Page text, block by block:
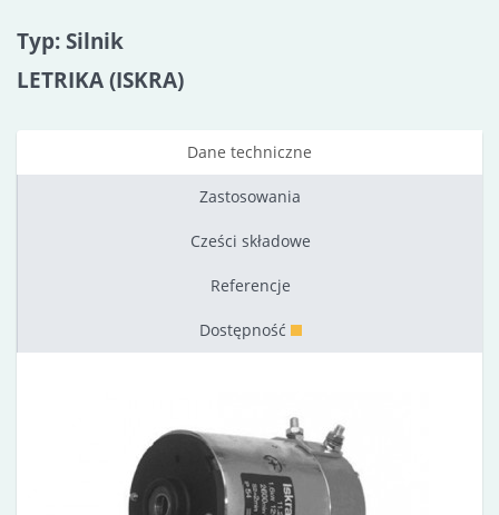
Typ: Silnik
LETRIKA (ISKRA)
Dane techniczne
Zastosowania
Cześci składowe
Referencje
Dostępność